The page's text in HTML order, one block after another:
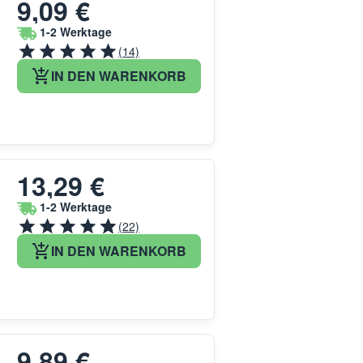
9,09 €
1-2 Werktage
(14)
IN DEN WARENKORB
13,29 €
1-2 Werktage
(22)
IN DEN WARENKORB